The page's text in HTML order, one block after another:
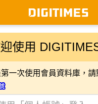
使用
一次使用會員資料庫，請